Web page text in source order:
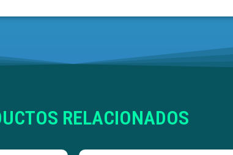
RELACIONADOS